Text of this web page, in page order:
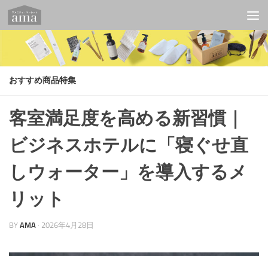
コンテンツへスキップ
おすすめ商品特集
客室満足度を高める新習慣｜
ビジネスホテルに「寝ぐせ直
しウォーター」を導入するメ
リット
BY AMA · 2026年4月28日